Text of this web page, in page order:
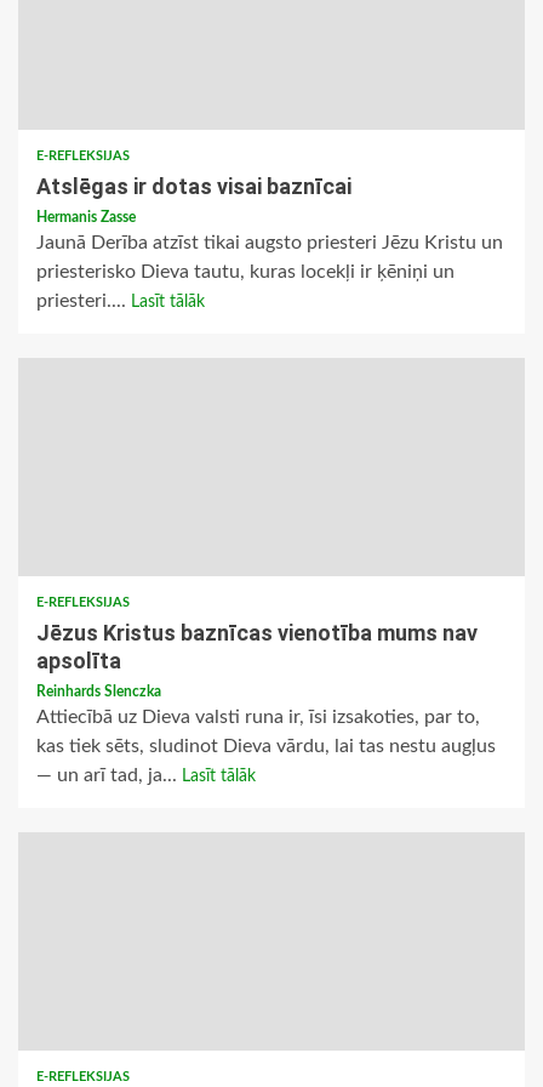
E-REFLEKSIJAS
Atslēgas ir dotas visai baznīcai
Hermanis Zasse
Jaunā Derība atzīst tikai augsto priesteri Jēzu Kristu un
priesterisko Dieva tautu, kuras locekļi ir ķēniņi un
priesteri.... Lasīt tālāk
E-REFLEKSIJAS
Jēzus Kristus baznīcas vienotība mums nav
apsolīta
Reinhards Slenczka
Attiecībā uz Dieva valsti runa ir, īsi izsakoties, par to,
kas tiek sēts, sludinot Dieva vārdu, lai tas nestu augļus
— un arī tad, ja... Lasīt tālāk
E-REFLEKSIJAS